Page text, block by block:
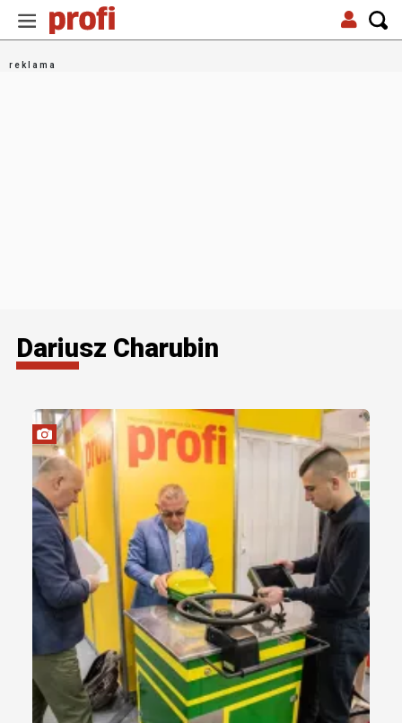
Dariusz Charubin